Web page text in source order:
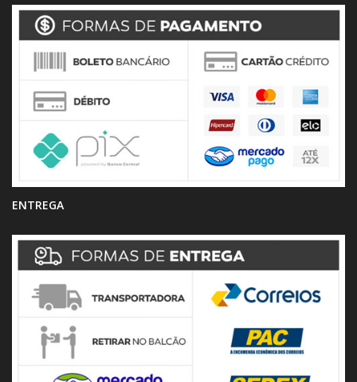
ENTREGA